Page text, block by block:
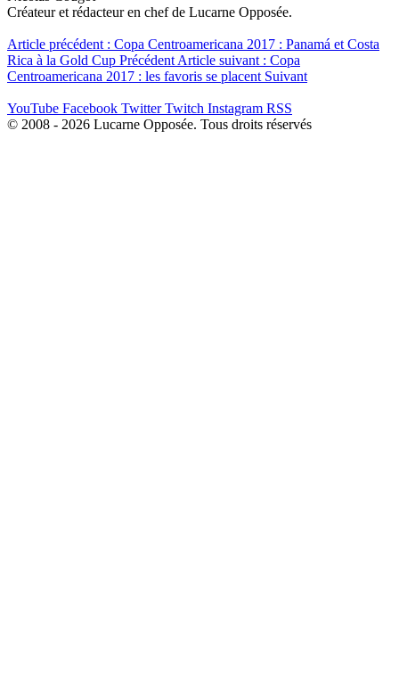
Créateur et rédacteur en chef de Lucarne Opposée.
Article précédent : Copa Centroamericana 2017 : Panamá et Costa
Rica à la Gold Cup Précédent Article suivant : Copa
Centroamericana 2017 : les favoris se placent Suivant
YouTube Facebook Twitter Twitch Instagram RSS
© 2008 - 2026 Lucarne Opposée. Tous droits réservés